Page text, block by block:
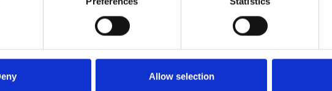
Allow selection